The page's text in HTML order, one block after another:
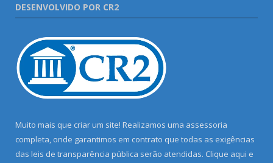
DESENVOLVIDO POR CR2
Muito mais que criar um site! Realizamos uma assessoria
completa, onde garantimos em contrato que todas as exigências
das leis de transparência pública serão atendidas. Clique aqui e